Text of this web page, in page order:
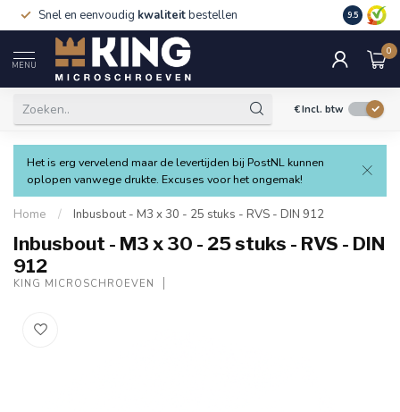
Snel en eenvoudig kwaliteitbestellen 9.5
MENU
0
€Incl. btw
Het is erg vervelend maar de levertijden bij PostNL kunnen
oplopen vanwege drukte. Excuses voor het ongemak!
Home / Inbusbout - M3 x 30 - 25 stuks - RVS - DIN 912
Inbusbout - M3 x 30 - 25 stuks - RVS - DIN
912
KING MICROSCHROEVEN